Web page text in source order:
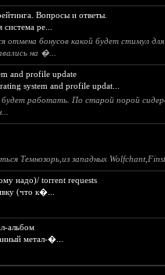
Вопросы и ответы.
ре...
отмена бонусов какой будет стимул для
на �...
and profile update
system and profile updat...
будет работать. По старой порой
Темнозорь,из западных
надо)/ torrent requests
(что к�...
альбом
метал-�...